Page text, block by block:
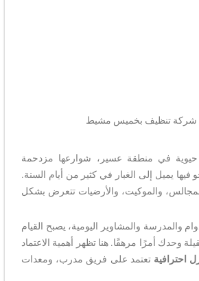
شركة تنظيف بخميس مشيط
في منطقة عسير، شوارعها مزدحمة
فيها يميل إلى الغبار في كثير من أيام السنة.
والموكيت، والأرضيات تتعرض بشكل
والمدرسة والمشاوير اليومية، يصبح القيام
وحدك أمرًا مرهقًا. هنا تظهر أهمية الاعتماد
احترافية تعتمد على فريق مدرب، ومعدات